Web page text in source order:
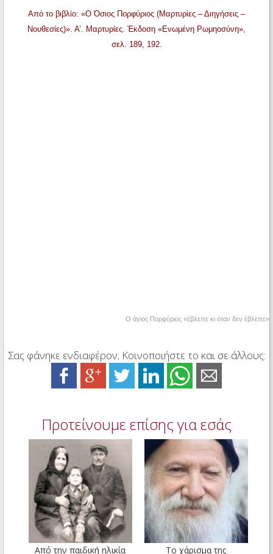
Από το βιβλίο: «Ο Όσιος Πορφύριος (Μαρτυρίες – Διηγήσεις –
Νουθεσίες)». Α’. Μαρτυρίες. Έκδοση «Ενωμένη Ρωμηοσύνη»,
σελ. 189, 192.
Ο άγιος Πορφύριος «έβλεπε κι όταν δεν έβλεπε»
Σας φάνηκε ενδιαφέρον; Κοινοποιήστε το και σε άλλους:
Προτείνουμε επίσης για εσάς
Από την παιδική ηλικία Το χάρισμα της